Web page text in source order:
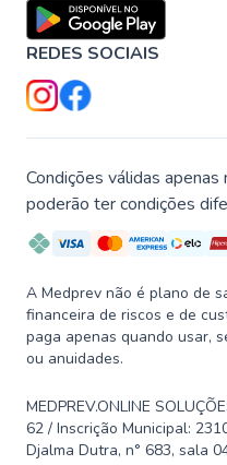
REDES SOCIAIS
Condições válidas
poderão ter condições
A Medprev não é plano de
financeira de riscos e de
paga apenas quando usar,
ou anuidades.
MEDPREV.ONLINE
62 / Inscrição Municipal:
Djalma Dutra, n° 683, sala